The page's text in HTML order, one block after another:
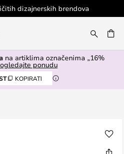
dizajnerskih brendova
na artiklima označenima „16%
ponudu
KOPIRATI